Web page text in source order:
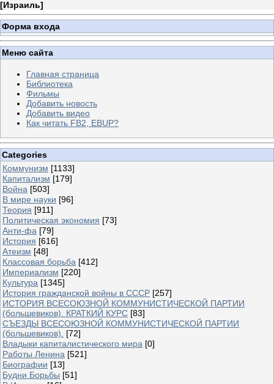
[Израиль]
Форма входа
Меню сайта
Главная страница
Библиотека
Фильмы
Добавить новость
Добавить видео
Как читать FB2, EBUP?
Categories
Коммунизм [1133]
Капитализм [179]
Война [503]
В мире науки [96]
Теория [911]
Политическая экономия [73]
Анти-фа [79]
История [616]
Атеизм [48]
Классовая борьба [412]
Империализм [220]
Культура [1345]
История гражданской войны в СССР [257]
ИСТОРИЯ ВСЕСОЮЗНОЙ КОММУНИСТИЧЕСКОЙ ПАРТИИ
(большевиков). КРАТКИЙ КУРС [83]
СЪЕЗДЫ ВСЕСОЮЗНОЙ КОММУНИСТИЧЕСКОЙ ПАРТИИ
(большевиков).
[72]
Владыки капиталистического мира [0]
Работы Ленина [521]
Биографии [13]
Будни Борьбы [51]